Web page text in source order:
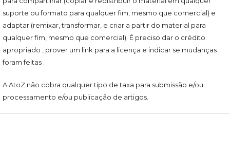
suporte ou formato para qualquer fim, mesmo que comercial) e
adaptar (remixar, transformar, e criar a partir do material para
qualquer fim, mesmo que comercial). É preciso dar o crédito
apropriado , prover um link para a licença e indicar se mudanças
foram feitas .
A AtoZ não cobra qualquer tipo de taxa para submissão e/ou
processamento e/ou publicação de artigos.